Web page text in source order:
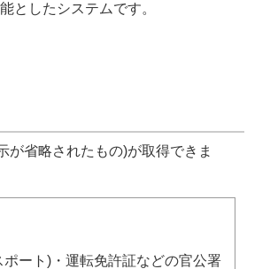
としたシステムです。
省略されたもの)が取得できま
ート)・運転免許証などの官公署